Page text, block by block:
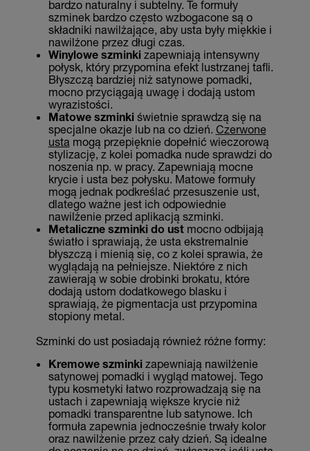
bardzo naturalny i subtelny. Te formuły
szminek bardzo często wzbogacone są o
składniki nawilżające, aby usta były miękkie i
nawilżone przez długi czas.
Winylowe szminkizapewniają intensywny
połysk, który przypomina efekt lustrzanej tafli.
Błyszczą bardziej niż satynowe pomadki,
mocno przyciągają uwagę i dodają ustom
wyrazistości.
Matowe szminkiświetnie sprawdzą się na
specjalne okazje lub na co dzień. Czerwone
usta mogą przepięknie dopełnić wieczorową
stylizację, z kolei pomadka nude sprawdzi do
noszenia np. w pracy. Zapewniają mocne
krycie i usta bez połysku. Matowe formuły
mogą jednak podkreślać przesuszenie ust,
dlatego ważne jest ich odpowiednie
nawilżenie przed aplikacją szminki.
Metaliczne szminki do ustmocno odbijają
światło i sprawiają, że usta ekstremalnie
błyszczą i mienią się, co z kolei sprawia, że
wyglądają na pełniejsze. Niektóre z nich
zawierają w sobie drobinki brokatu, które
dodają ustom dodatkowego blasku i
sprawiają, że pigmentacja ust przypomina
stopiony metal.
Szminki do ust posiadają również różne formy:
Kremowe szminkizapewniają nawilżenie
satynowej pomadki i wygląd matowej. Tego
typu kosmetyki łatwo rozprowadzają się na
ustach i zapewniają większe krycie niż
pomadki transparentne lub satynowe. Ich
formuła zapewnia jednocześnie trwały kolor
oraz nawilżenie przez cały dzień. Są idealne